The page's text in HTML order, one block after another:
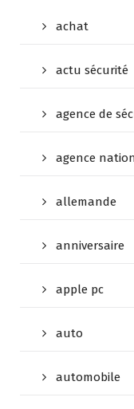
achat
actu sécurité
agence de
agence
allemande
anniversaire
apple pc
auto
automobile